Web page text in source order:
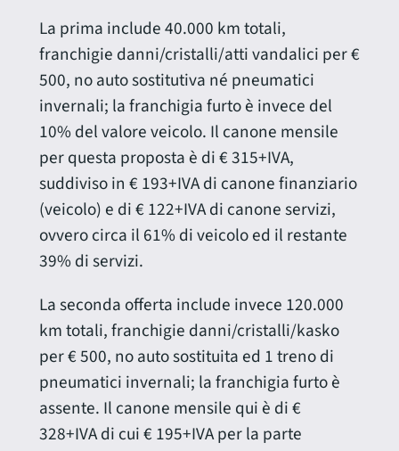
La prima include 40.000 km totali,
franchigie danni/cristalli/atti vandalici per €
500, no auto sostitutiva né pneumatici
invernali; la franchigia furto è invece del
10% del valore veicolo. Il canone mensile
per questa proposta è di € 315+IVA,
suddiviso in € 193+IVA di canone finanziario
(veicolo) e di € 122+IVA di canone servizi,
ovvero circa il 61% di veicolo ed il restante
39% di servizi.
La seconda offerta include invece 120.000
km totali, franchigie danni/cristalli/kasko
per € 500, no auto sostituita ed 1 treno di
pneumatici invernali; la franchigia furto è
assente. Il canone mensile qui è di €
328+IVA di cui € 195+IVA per la parte